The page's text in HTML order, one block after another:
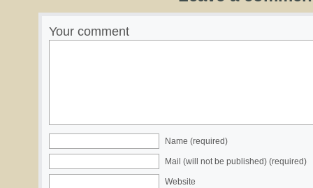
Your comment
Name (required)
Mail (will not be published) (required)
Website